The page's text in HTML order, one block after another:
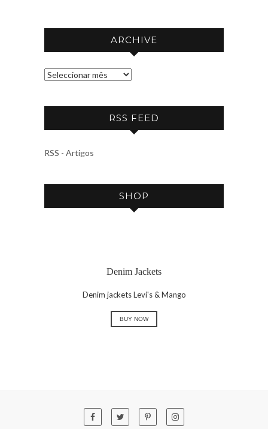
ARCHIVE
A
C
V
RSS FEED
RSS - Artigos
SHOP
Denim Jackets
Denim jackets Levi's & Mango
BUY NOW